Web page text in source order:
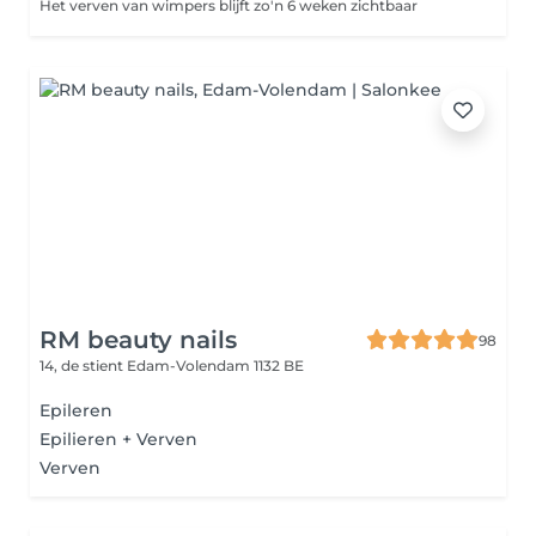
Het verven van wimpers blijft zo'n 6 weken zichtbaar
RM beauty nails
98
14, de stient Edam-Volendam 1132 BE
Epileren
Epilieren + Verven
Verven